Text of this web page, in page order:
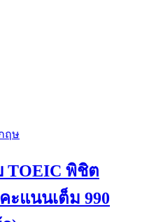
ฤษ
TOEIC พิชิต
ะแนนเต็ม 990